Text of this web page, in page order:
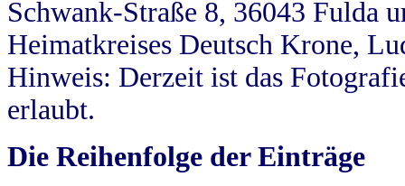
Schwank-Straße 8, 36043 Fulda
Heimatkreises Deutsch Krone,
Hinweis: Derzeit ist das
erlaubt.
Die Reihenfolge der Einträge